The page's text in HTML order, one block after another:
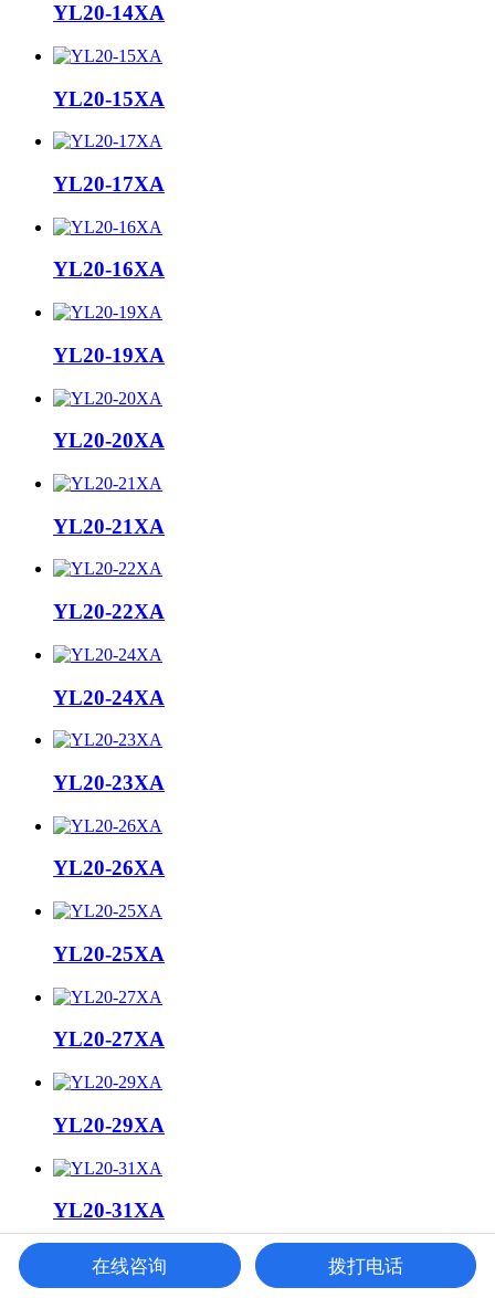
YL20-14XA
YL20-15XA
YL20-17XA
YL20-16XA
YL20-19XA
YL20-20XA
YL20-21XA
YL20-22XA
YL20-24XA
YL20-23XA
YL20-26XA
YL20-25XA
YL20-27XA
YL20-29XA
YL20-31XA
在线咨询 拨打电话